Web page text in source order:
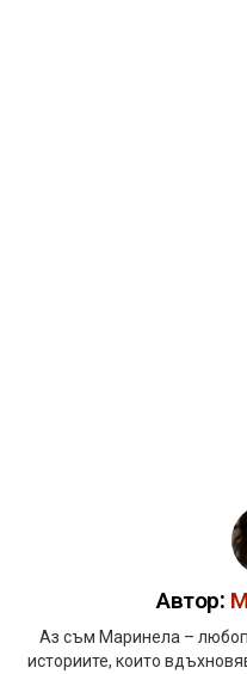
Автор:
Аз съм Маринела –
историите, които